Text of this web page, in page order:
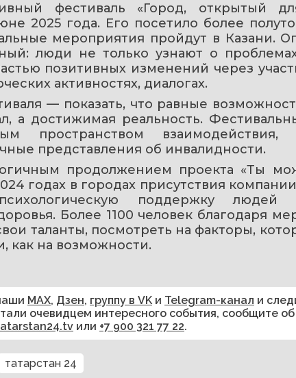
фестиваль «Город, открытый
2025 года. Его посетило более
мероприятия пройдут в Казани.
люди не только узнают о
позитивных изменений через
активностях, диалогах.
а достижимая реальность.
пространством взаимодействия,
представления об инвалидности.
продолжением проекта «Ты
годах в городах присутствия
поддержку людей
Более 1100 человек благодаря
таланты, посмотреть на факторы,
как на возможности.
MAX, Дзен, группу в VK и Telegram-канал и
очевидцем интересного события, сообщите
или +7 900 321 77 22.
татарстан 24